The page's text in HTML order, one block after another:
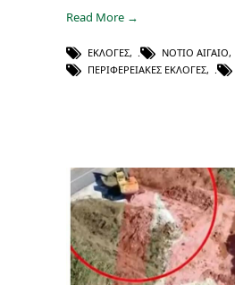
Read More →
ΕΚΛΟΓΈΣ, ΝΌΤΙΟ ΑΙΓΑΊΟ,
ΠΕΡΙΦΕΡΕΙΑΚΈΣ ΕΚΛΟΓΈΣ,